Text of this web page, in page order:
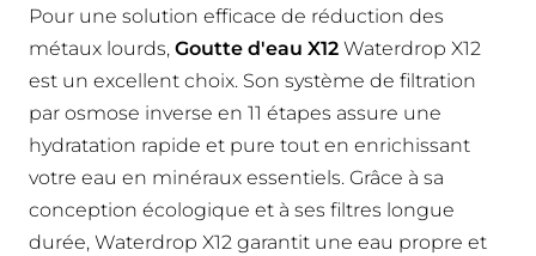
Pour une solution efficace de réduction des
métaux lourds, Goutte d'eau X12 Waterdrop X12
est un excellent choix. Son système de filtration
par osmose inverse en 11 étapes assure une
hydratation rapide et pure tout en enrichissant
votre eau en minéraux essentiels. Grâce à sa
conception écologique et à ses filtres longue
durée, Waterdrop X12 garantit une eau propre et